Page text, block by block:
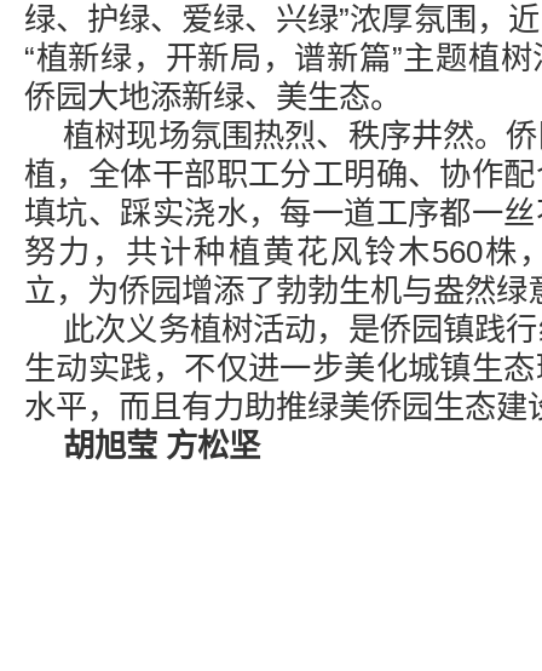
绿、护绿、爱绿、兴绿”浓厚氛围，
“植新绿，开新局，谱新篇”主题植
侨园大地添新绿、美生态。
植树现场氛围热烈、秩序井然。
植，全体干部职工分工明确、协作
填坑、踩实浇水，每一道工序都一
努力，共计种植黄花风铃木560株
立，为侨园增添了勃勃生机与盎然绿
此次义务植树活动，是侨园镇践
生动实践，不仅进一步美化城镇生
水平，而且有力助推绿美侨园生态建
胡旭莹 方松坚